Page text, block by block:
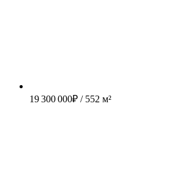
19 300 000₽ / 552 м²